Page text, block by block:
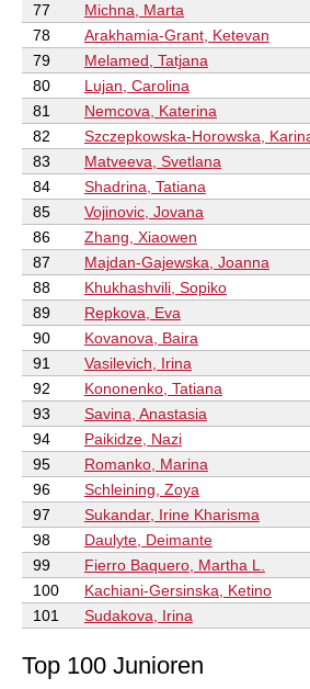
77
Michna, Marta
78
Arakhamia-Grant, Ketevan
79
Melamed, Tatjana
80
Lujan, Carolina
81
Nemcova, Katerina
82
Szczepkowska-Horowska,
83
Matveeva, Svetlana
84
Shadrina, Tatiana
85
Vojinovic, Jovana
86
Zhang, Xiaowen
87
Majdan-Gajewska, Joanna
88
Khukhashvili, Sopiko
89
Repkova, Eva
90
Kovanova, Baira
91
Vasilevich, Irina
92
Kononenko, Tatiana
93
Savina, Anastasia
94
Paikidze, Nazi
95
Romanko, Marina
96
Schleining, Zoya
97
Sukandar, Irine Kharisma
98
Daulyte, Deimante
99
Fierro Baquero, Martha L.
100
Kachiani-Gersinska, Ketino
101
Sudakova, Irina
Top 100 Junioren